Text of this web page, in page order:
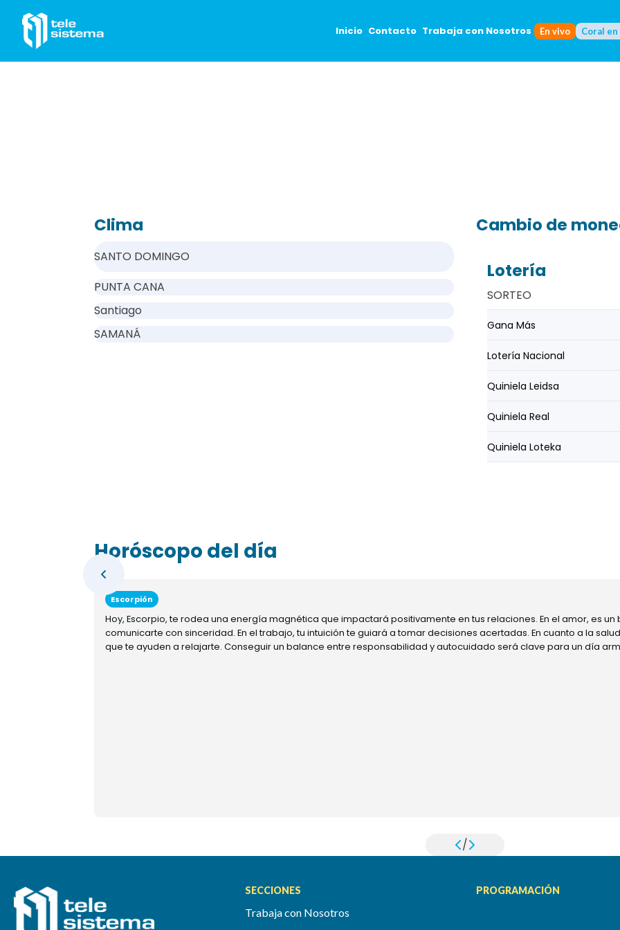
Inicio Contacto Trabaja con Nosotros En vivo Coral
Clima
SANTO DOMINGO
PUNTA CANA
Santiago
SAMANÁ
Cambio de
Lotería
SORTEO
Gana Más
Lotería Nacional
Quiniela Leidsa
Quiniela Real
Quiniela Loteka
Horóscopo del día
Escorpión
Hoy, Escorpio, te rodea una energía magnética que impactará positivamente en tus relaciones. En el amor, es
comunicarte con sinceridad. En el trabajo, tu intuición te guiará a tomar decisiones acertadas. En cuanto a la
que te ayuden a relajarte. Conseguir un balance entre responsabilidad y autocuidado será clave para un día
/
SECCIONES
Trabaja con Nosotros
PROGRAMACIÓN